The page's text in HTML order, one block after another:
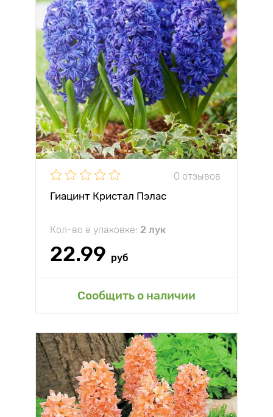
0 отзывов
Гиацинт Кристал Пэлас
Кол-во в упаковке: 2 лук
22.99 руб
Сообщить о наличии